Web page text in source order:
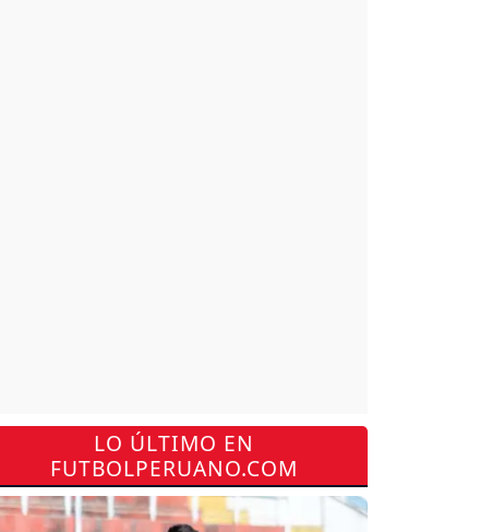
LO ÚLTIMO EN
FUTBOLPERUANO.COM